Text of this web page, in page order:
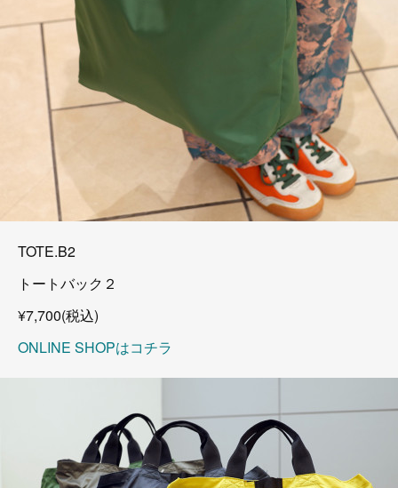
TOTE.B2
トートバック２
¥7,700(税込)
ONLINE SHOPはコチラ